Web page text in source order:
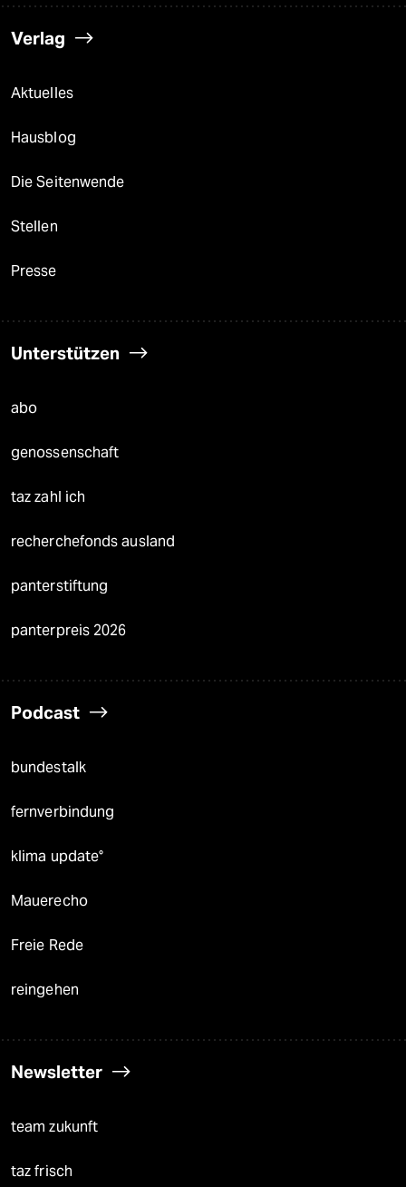
Verlag
Aktuelles
Hausblog
Die Seitenwende
Stellen
Presse
Unterstützen
abo
genossenschaft
taz zahl ich
recherchefonds ausland
panterstiftung
panterpreis 2026
Podcast
bundestalk
fernverbindung
klima update°
Mauerecho
Freie Rede
reingehen
Newsletter
team zukunft
taz frisch